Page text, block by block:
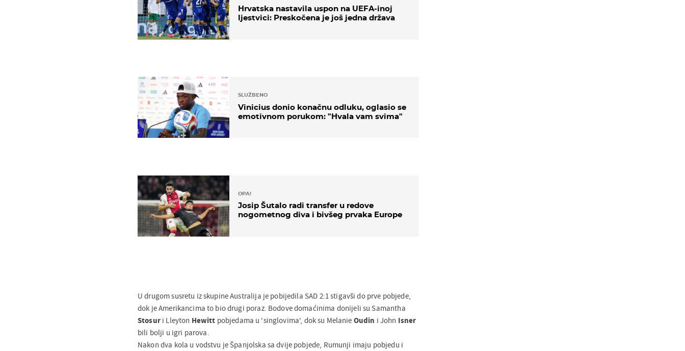
Hrvatska nastavila uspon na UEFA-inoj
ljestvici: Preskočena je još jedna država
SLUŽBENO
Vinicius donio konačnu odluku, oglasio se
emotivnom porukom: "Hvala vam svima"
OPA!
Josip Šutalo radi transfer u redove
nogometnog diva i bivšeg prvaka Europe
U drugom susretu iz skupine Australija je pobijedila SAD 2:1 stigavši do prve pobjede,
dok je Amerikancima to bio drugi poraz. Bodove domaćinima donijeli su Samantha
Stosur i Lleyton Hewitt pobjedama u 'singlovima', dok su Melanie Oudin i John Isner
bili bolji u igri parova.
Nakon dva kola u vodstvu je Španjolska sa dvije pobjede, Rumunji imaju pobjedu i